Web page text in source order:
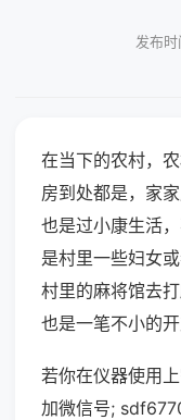
发布
在当下的农村，
房到处都是，家
也是过小康生活
是村里一些妇女
村里的麻将馆去
也是一笔不小的开
若你在仪器使用
加微信号;